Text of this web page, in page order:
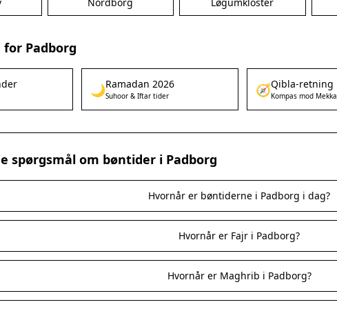
Padborg
🌙Ramadan 2026
Suhoor & Iftar tider 🧭Qibla-retning
Kompas mod Mekka
spørgsmål om bøntider i Padborg
Hvornår er bøntiderne i Padborg i dag?
Hvornår er Fajr i Padborg?
Hvornår er Maghrib i Padborg?